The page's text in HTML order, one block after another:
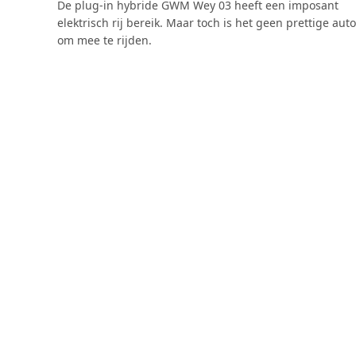
4.0
De plug-in hybride GWM Wey 03 heeft een imposant
elektrisch rij bereik. Maar toch is het geen prettige auto
om mee te rijden.